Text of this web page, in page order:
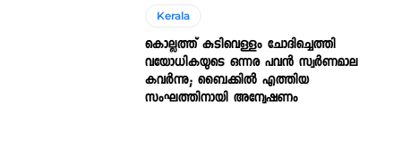
Kerala
കൊല്ലത്ത് കുടിവെള്ളം ചോദിച്ചെത്തി
വയോധികയുടെ ഒന്നര പവൻ സ്വർണമാല
കവർന്നു; ബൈക്കിൽ എത്തിയ
സംഘത്തിനായി അന്വേഷണം